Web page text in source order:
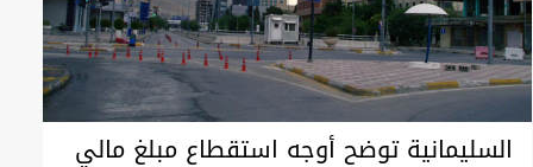
السليمانية توضح أوجه استقطاع مبلغ مالي